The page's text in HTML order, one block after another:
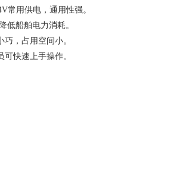
常用供电，通用性强。
低船舶电力消耗。
，占用空间小。
快速上手操作。